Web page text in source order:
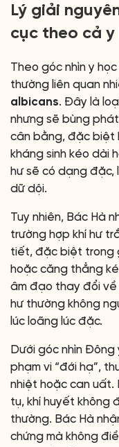
Lý giải
cục theo cả
Theo góc nhìn y
thường liên quan
albicans. Đây là
nhưng sẽ bùng
cân bằng, đặc biệt
kháng sinh kéo dài
hư sẽ có dạng đặc,
dữ dội.
Tuy nhiên, Bác Hà
trường hợp khí hư
tiết, đặc biệt trong
hoặc căng thẳng
âm đạo thay đổi về
hư thường không
lúc loãng lúc đặc.
Dưới góc nhìn Đông
phạm vi “đới hạ”,
nhiệt hoặc can uất.
tụ, khí huyết không
thường. Bác Hà
chứng mà không